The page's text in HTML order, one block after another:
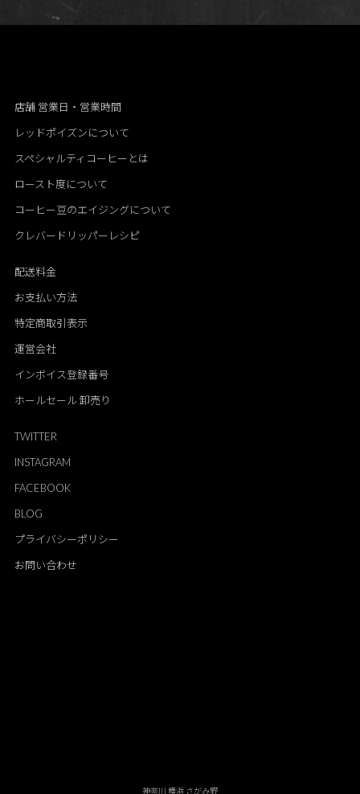
店舗 営業日・営業時間
レッドポイズンについて
スペシャルティコーヒーとは
ロースト度について
コーヒー豆のエイジングについて
クレバードリッパーレシピ
配送料金
お支払い方法
特定商取引表示
運営会社
インボイス登録番号
ホールセール 卸売り
TWITTER
INSTAGRAM
FACEBOOK
BLOG
プライバシーポリシー
お問い合わせ
神奈川 横浜 さがみ野